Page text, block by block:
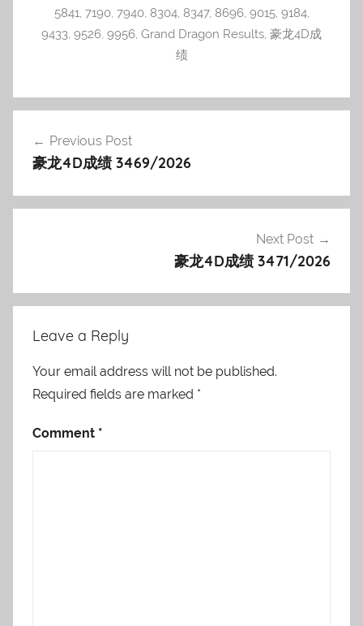
5841, 7190, 7940, 8304, 8347, 8696, 9015, 9184,
9433, 9526, 9956, Grand Dragon Results, 豪龙4D成
绩
navigation
Previous Post
豪龙4D成绩 3469/2026
Next Post
豪龙4D成绩 3471/2026
Leave a Reply
Your email address will not be published.
Required fields are marked *
Comment *